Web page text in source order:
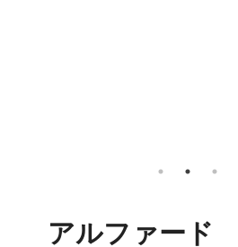
アルファード